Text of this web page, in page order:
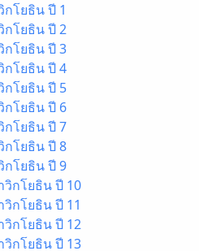
กโยธิน ปี 1
กโยธิน ปี 2
กโยธิน ปี 3
กโยธิน ปี 4
กโยธิน ปี 5
กโยธิน ปี 6
กโยธิน ปี 7
กโยธิน ปี 8
กโยธิน ปี 9
วิกโยธิน ปี 10
กโยธิน ปี 11
วิกโยธิน ปี 12
วิกโยธิน ปี 13